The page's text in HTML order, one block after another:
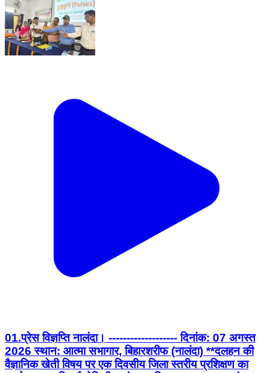
01.प्रेस विज्ञप्ति नालंदा। ------------------- दिनांक: 07 अगस्त
2026 स्थान: आत्मा सभागार, बिहारशरीफ (नालंदा) **दलहन की
वैज्ञानिक खेती विषय पर एक दिवसीय जिला स्तरीय प्रशिक्षण का